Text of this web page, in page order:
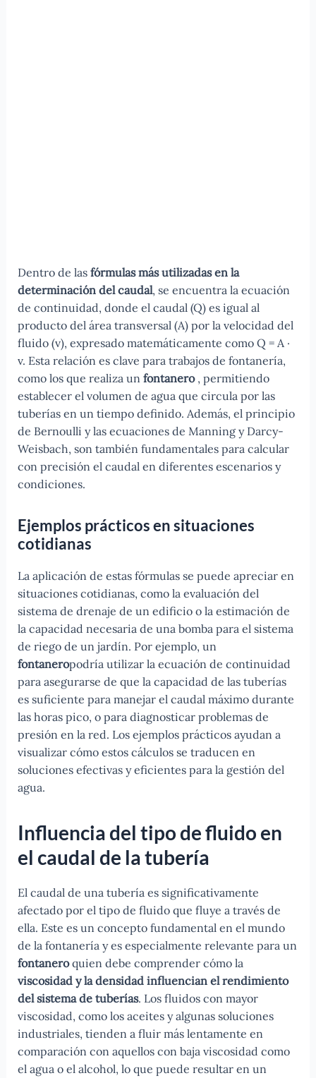
Dentro de lasfórmulas más utilizadas en la
determinación del caudal, se encuentra la ecuación
de continuidad, donde el caudal (Q) es igual al
producto del área transversal (A) por la velocidad del
fluido (v), expresado matemáticamente como Q = A ·
v. Esta relación es clave para trabajos de fontanería,
como los que realiza un fontanero , permitiendo
establecer el volumen de agua que circula por las
tuberías en un tiempo definido. Además, el principio
de Bernoulli y las ecuaciones de Manning y Darcy-
Weisbach, son también fundamentales para calcular
con precisión el caudal en diferentes escenarios y
condiciones.
Ejemplos prácticos en situaciones
cotidianas
La aplicación de estas fórmulas se puede apreciar en
situaciones cotidianas, como la evaluación del
sistema de drenaje de un edificio o la estimación de
la capacidad necesaria de una bomba para el sistema
de riego de un jardín. Por ejemplo, un
fontaneropodría utilizar la ecuación de continuidad
para asegurarse de que la capacidad de las tuberías
es suficiente para manejar el caudal máximo durante
las horas pico, o para diagnosticar problemas de
presión en la red. Los ejemplos prácticos ayudan a
visualizar cómo estos cálculos se traducen en
soluciones efectivas y eficientes para la gestión del
agua.
Influencia del tipo de fluido en
el caudal de la tubería
El caudal de una tubería es significativamente
afectado por el tipo de fluido que fluye a través de
ella. Este es un concepto fundamental en el mundo
de la fontanería y es especialmente relevante para un
fontaneroquien debe comprender cómo la
viscosidad y la densidad influencian el rendimiento
del sistema de tuberías. Los fluidos con mayor
viscosidad, como los aceites y algunas soluciones
industriales, tienden a fluir más lentamente en
comparación con aquellos con baja viscosidad como
el agua o el alcohol, lo que puede resultar en un